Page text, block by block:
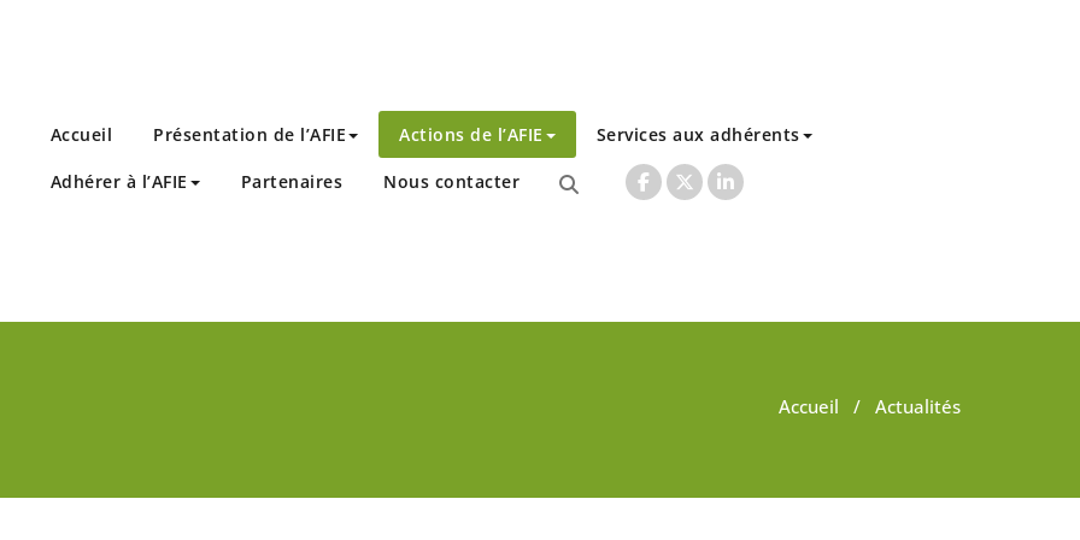
Accueil Présentation de l’AFIE Actions de l’AFIE Services aux adhérents
Adhérer à l’AFIE Partenaires Nous contacter
Accueil / Actualités